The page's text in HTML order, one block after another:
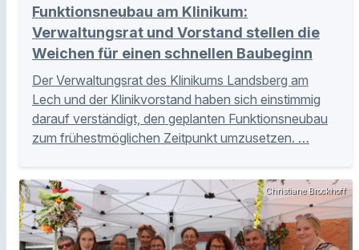
Funktionsneubau am Klinikum:
Verwaltungsrat und Vorstand stellen die
Weichen für einen schnellen Baubeginn
Der Verwaltungsrat des Klinikums Landsberg am
Lech und der Klinikvorstand haben sich einstimmig
darauf verständigt, den geplanten Funktionsneubau
zum frühestmöglichen Zeitpunkt umzusetzen. …
Christiane Brockhoff